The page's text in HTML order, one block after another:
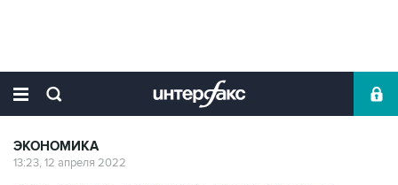
ЭКОНОМИКА
13:23, 12 апреля 2022